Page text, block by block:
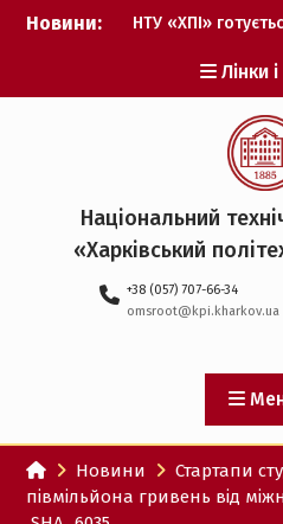
Перейти
Новини:
НТУ «ХПІ»
Музичні таланти
запрошуються на
Всеукраїнський
фестиваль
рута – 2027»
ХПІ уклав угоду про
партнерство з
технологій
Збройних Сил
участю ХПІ
перспективи
іспанського
технологічного
партнерства
Лінки
Національний
«Харківський
+38 (057) 707-66-34
omsroot@kpi.kharkov.ua
Новини
Стартапи
півмільйона гривень від